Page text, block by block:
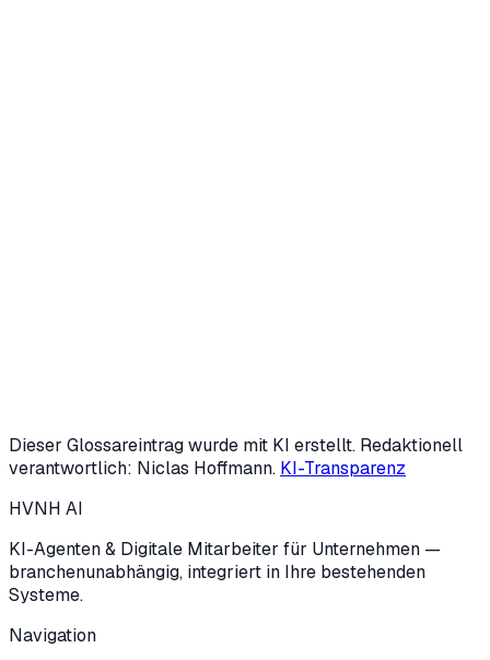
Dieser Glossareintrag wurde mit KI erstellt. Redaktionell
verantwortlich: Niclas Hoffmann. KI-Transparenz
HVNH AI
KI-Agenten & Digitale Mitarbeiter für Unternehmen —
branchenunabhängig, integriert in Ihre bestehenden
Systeme.
Navigation